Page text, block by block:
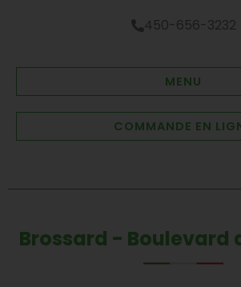
450-656-3232
MENU
COMMANDE EN
Brossard - Boulevard